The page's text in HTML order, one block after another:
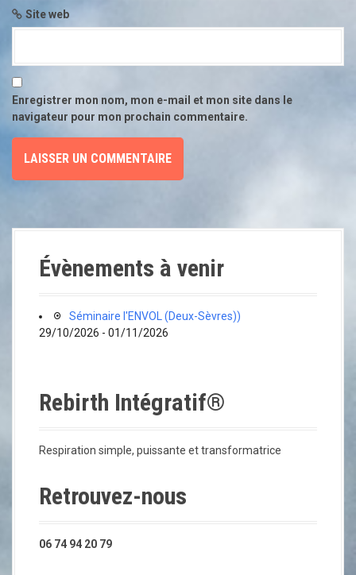
t
c
l
e
Site web
Enregistrer mon nom, mon e-mail et mon site dans le
navigateur pour mon prochain commentaire.
Évènements à venir
Séminaire l'ENVOL (Deux-Sèvres))
29/10/2026 - 01/11/2026
Rebirth Intégratif®
Respiration simple, puissante et transformatrice
Retrouvez-nous
06 74 94 20 79